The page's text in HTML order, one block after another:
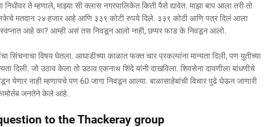
ते म्हणाले, माझ्या सी क्लास नगरपालिकेत किती पैसे द्यावेत. माझा बाप आला तरी तो
मतदान २४ हजार आहे आणि ३३९ कोटी रुपये दिले. ३३९ कोटी आणि पत्र दिलं आला
स्वप्नात आहे का? आम्ही असं तस निवडून आलो नाही, छप्पर फाड के निवडून आलो.
सिंचनाचा विषय घेतला. आघाडीच्या काळात फक्त चार प्रकल्पांना मान्यता दिली, पण युतीच्या
दिली. जो उठाव केला तो उठाव एकनाथ शिंदे यांनी दाखविला. शिवसेना दावणीला बांधणीचे
येणार नाही म्हणायचे पण 60 जागा निवडून आल्या. बाळासाहेबांची विचार पुढे घेऊन जाणारी
जनतेने केले आहे.
to the Thackeray group